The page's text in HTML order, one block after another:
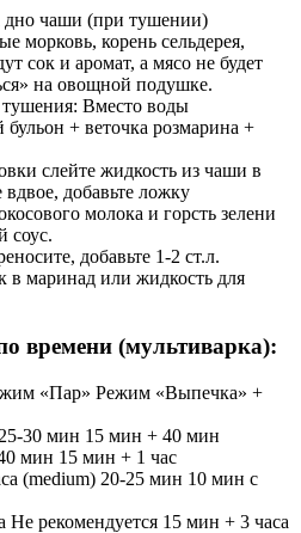
чаши (при тушении)
морковь, корень сельдерея,
сок и аромат, а мясо не будет
на овощной подушке.
Вместо воды
+ веточка розмарина +
слейте жидкость из чаши в
добавьте ложку
молока и горсть зелени
соус.
добавьте 1-2 ст.л.
в маринад или жидкость для
времени (мультиварка):
«Пар» Режим «Выпечка» +
30 мин 15 мин + 40 мин
мин 15 мин + 1 час
(medium) 20-25 мин 10 мин с
Не рекомендуется 15 мин + 3 часа